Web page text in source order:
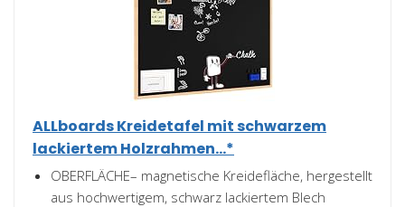
ALLboards Kreidetafel mit schwarzem
lackiertem Holzrahmen...*
OBERFLÄCHE– magnetische Kreidefläche, hergestellt
aus hochwertigem, schwarz lackiertem Blech